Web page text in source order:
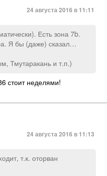
24 августа 2016 в 11:11
Есть зона 7b.
Я бы (даже) сказал…
Тмутаракань и т.п.)
стоит неделями!
24 августа 2016 в 11:13
т.к. оторван